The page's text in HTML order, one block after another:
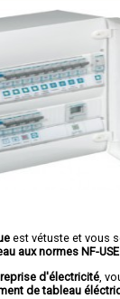
est vétuste et vous
aux normes NF-USE
d'électricité,
de tableau